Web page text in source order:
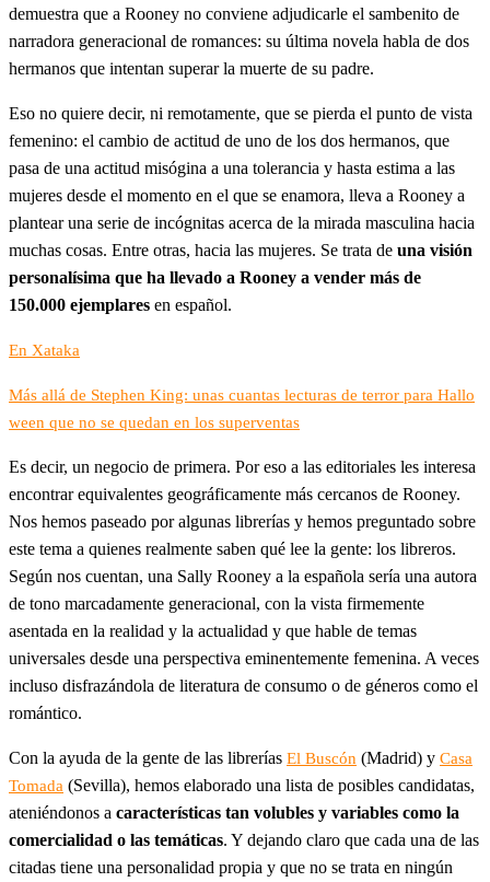
demuestra que a Rooney no conviene adjudicarle el sambenito de
narradora generacional de romances: su última novela habla de dos
hermanos que intentan superar la muerte de su padre.
Eso no quiere decir, ni remotamente, que se pierda el punto de vista
femenino: el cambio de actitud de uno de los dos hermanos, que
pasa de una actitud misógina a una tolerancia y hasta estima a las
mujeres desde el momento en el que se enamora, lleva a Rooney a
plantear una serie de incógnitas acerca de la mirada masculina hacia
muchas cosas. Entre otras, hacia las mujeres. Se trata de una visión
personalísima que ha llevado a Rooney a vender más de
150.000 ejemplares en español.
En Xataka
Más allá de Stephen King: unas cuantas lecturas de terror para Hallo
ween que no se quedan en los superventas
Es decir, un negocio de primera. Por eso a las editoriales les interesa
encontrar equivalentes geográficamente más cercanos de Rooney.
Nos hemos paseado por algunas librerías y hemos preguntado sobre
este tema a quienes realmente saben qué lee la gente: los libreros.
Según nos cuentan, una Sally Rooney a la española sería una autora
de tono marcadamente generacional, con la vista firmemente
asentada en la realidad y la actualidad y que hable de temas
universales desde una perspectiva eminentemente femenina. A veces
incluso disfrazándola de literatura de consumo o de géneros como el
romántico.
Con la ayuda de la gente de las librerías El Buscón (Madrid) y Casa
Tomada (Sevilla), hemos elaborado una lista de posibles candidatas,
ateniéndonos a características tan volubles y variables como la
comercialidad o las temáticas. Y dejando claro que cada una de las
citadas tiene una personalidad propia y que no se trata en ningún